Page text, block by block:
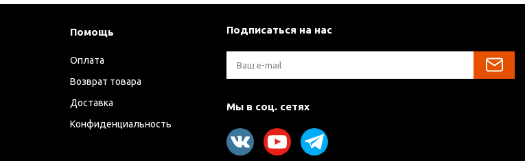
Помощь
Оплата
Возврат товара
Доставка
Конфиденциальность
Подписаться на нас
Мы в соц. сетях